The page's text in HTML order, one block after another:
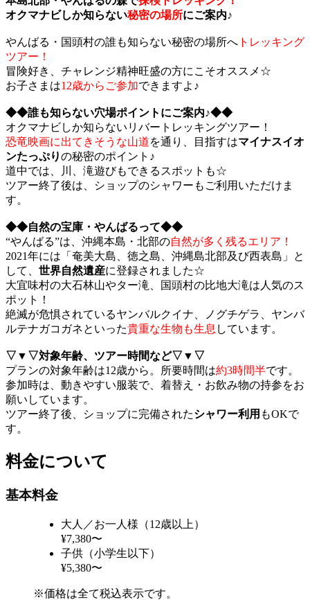
オクマナビしか知らない秘密の場所にご案内♪
やんばる・国頭村の誰も知らない秘密の場所へ トレッキング
ツアー！
冒険好き、チャレンジ精神旺盛の方にこそオススメ☆
お子さまは12歳からご参加できますよ♪
◆◆誰も知らない穴場ポイントにご案内♪◆◆
オクマナビしか知らないリバートレッキングツアー！
恐竜映画に出てきそうな山道を通り、目指すはマイナスイオ
ンたっぷりの秘密のポイント♪
道中では、川、滝遊びもできるスポットも☆
ツアー終了後は、ショップのシャワーもご利用いただけま
す。
◆◆自然の宝庫・やんばるって◆◆
“やんばる”は、沖縄本島・北部の自然が多く残るエリア！
2021年には「奄美大島、徳之島、沖縄島北部及び西表島」と
して、 世界自然遺産に登録されました☆
大宜味村の大石林山やター滝、国頭村の比地大滝は人気のス
ポット！
絶滅が危惧されているヤンバルクイナ、ノグチゲラ、ヤンバ
ルテナガコガネといった貴重な生物も生息 しています。
▽▼▽対象年齢、ツアー時間など▽▼▽
プランの対象年齢は12歳から。所要時間は約3時間半です。
参加時は、動きやすい服装で、着替え・お飲み物の持参をお
願いしています。
ツアー終了後、ショップに完備されたシャワー利用 もOKで
す。
料金について
基本料金
大人／お一人様（12歳以上）
¥7,380〜
子供（小学生以下）
¥5,380〜
※価格は全て税込表示です。